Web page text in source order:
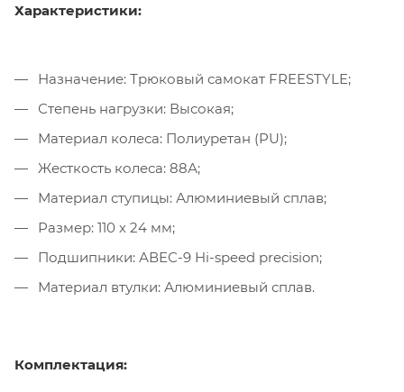
Характеристики:
Назначение: Трюковый самокат FREESTYLE;
Степень нагрузки: Высокая;
Материал колеса: Полиуретан (PU);
Жесткость колеса: 88А;
Материал ступицы: Алюминиевый сплав;
Размер: 110 х 24 мм;
Подшипники: АВЕС-9 Hi-speed precision;
Материал втулки: Алюминиевый сплав.
Комплектация: